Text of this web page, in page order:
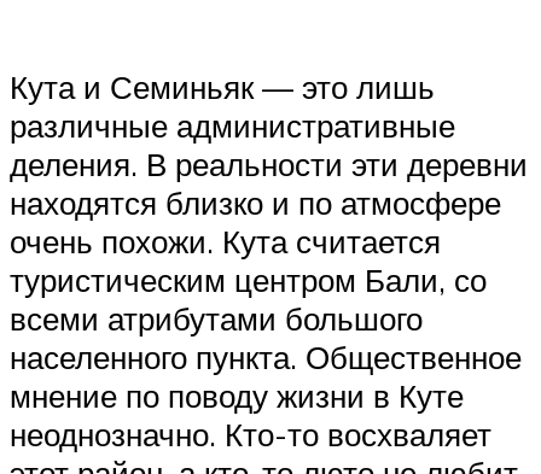
Кута и Семиньяк — это лишь
различные административные
деления. В реальности эти деревни
находятся близко и по атмосфере
очень похожи. Кута считается
туристическим центром Бали, со
всеми атрибутами большого
населенного пункта. Общественное
мнение по поводу жизни в Куте
неоднозначно. Кто-то восхваляет